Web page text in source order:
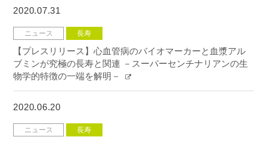
2020.07.31
ニュース 長寿
【プレスリリース】心血管病のバイオマーカーと血漿アル
ブミンが究極の長寿と関連 －スーパーセンチナリアンの生
物学的特徴の一端を解明－
2020.06.20
ニュース 長寿